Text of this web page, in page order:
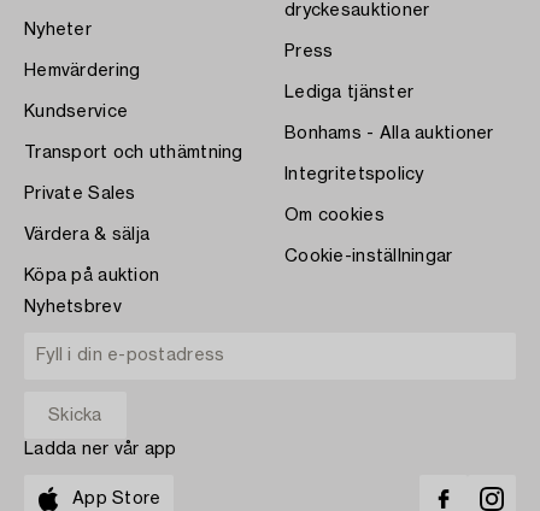
Nyheter
Hemvärdering
Kundservice
Transport och uthämtning
Private Sales
Värdera & sälja
Köpa på auktion
dryckesauktioner
Press
Lediga tjänster
Bonhams - Alla auktioner
Integritetspolicy
Om cookies
Cookie-inställningar
Nyhetsbrev
Ladda ner vår app
App Store